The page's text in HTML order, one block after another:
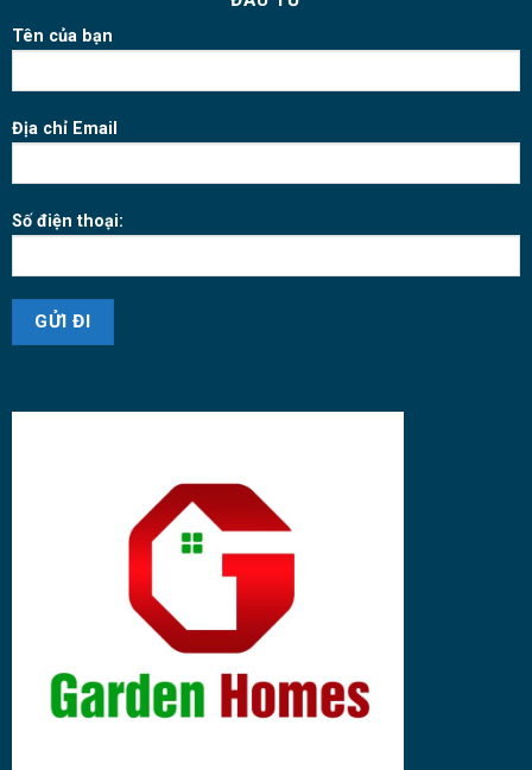
Tên của bạn
Địa chỉ Email
Số điện thoại: